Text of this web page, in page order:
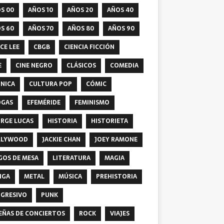
00 AÑOS 10 AÑOS 20
AÑOS 40
60
AÑOS 70 AÑOS 80
AÑOS 90
LEE
CBGB
CIENCIA FICCIÓN
CINE NEGRO CLÁSICOS
COMEDIA
CULTURA POP
CÓMIC
EFEMÉRIDE
FEMINISMO
LUCAS
HISTORIA
HISTORIETA
JACKIE CHAN
JOEY RAMONE
DE MESA
LITERATURA
MAGIA
METAL MÚSICA
PREHISTORIA
PUNK
DE CONCIERTOS
ROCK VIAJES